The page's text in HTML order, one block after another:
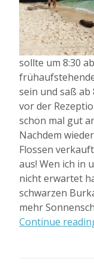
sollte um 8:30
sein und saß ab
vor der
schon mal gut
Nachdem
Flossen
aus! Wen ich in
nicht erwartet
schwarzen
mehr
Continue